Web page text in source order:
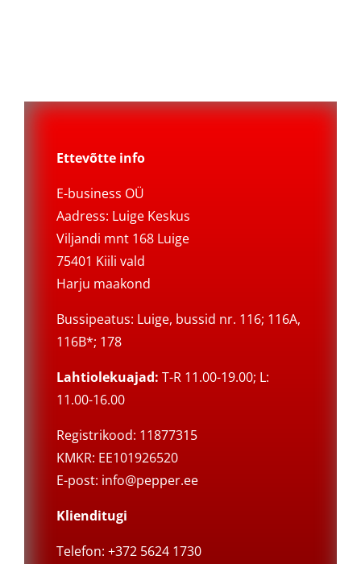
Ettevõtte info
E-business OÜ
Aadress: Luige Keskus
Viljandi mnt 168 Luige
75401 Kiili vald
Harju maakond
Bussipeatus: Luige, bussid nr. 116; 116A,
116B*; 178
Lahtiolekuajad: T-R 11.00-19.00; L:
11.00-16.00
Registrikood: 11877315
KMKR: EE101926520
E-post: info@pepper.ee
Klienditugi
Telefon: +372 5624 1730